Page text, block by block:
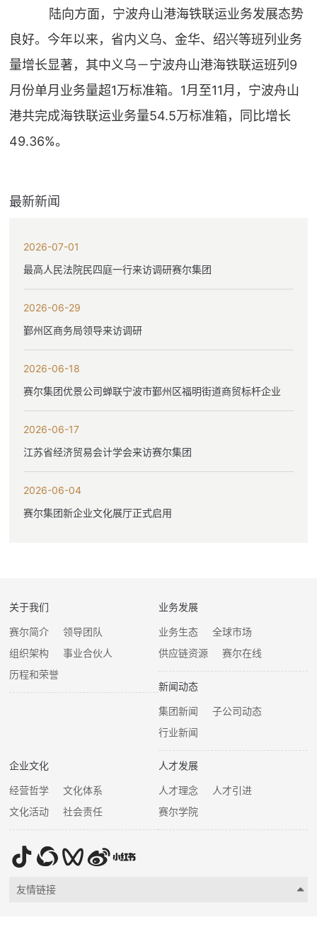
陆向方面，宁波舟山港海铁联运业务发展态势
良好。今年以来，省内义乌、金华、绍兴等班列业务
量增长显著，其中义乌－宁波舟山港海铁联运班列9
月份单月业务量超1万标准箱。1月至11月，宁波舟山
港共完成海铁联运业务量54.5万标准箱，同比增长
49.36%。
最新新闻
2026-07-01
最高人民法院民四庭一行来访调研赛尔集团
2026-06-29
鄞州区商务局领导来访调研
2026-06-18
赛尔集团优景公司蝉联宁波市鄞州区福明街道商贸标杆企业
2026-06-17
江苏省经济贸易会计学会来访赛尔集团
2026-06-04
赛尔集团新企业文化展厅正式启用
关于我们
赛尔简介
领导团队
组织架构
事业合伙人
历程和荣誉
业务发展
业务生态
全球市场
供应链资源
赛尔在线
新闻动态
集团新闻
子公司动态
行业新闻
企业文化
经营哲学
文化体系
文化活动
社会责任
人才发展
人才理念
人才引进
赛尔学院
友情链接